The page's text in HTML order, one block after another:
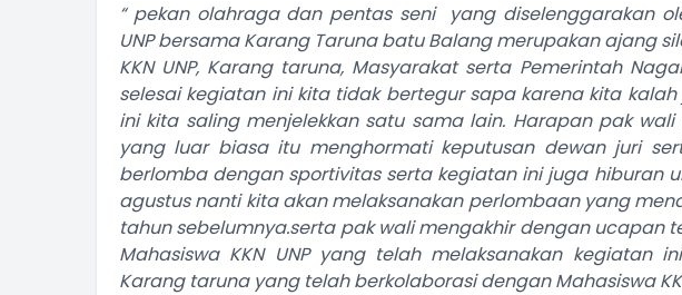
“ pekan olahraga dan pentas seni yang diselenggarakan
UNP bersama Karang Taruna batu Balang merupakan ajang
KKN UNP, Karang taruna, Masyarakat serta Pemerintah
selesai kegiatan ini kita tidak bertegur sapa karena kita
ini kita saling menjelekkan satu sama lain. Harapan pak
yang luar biasa itu menghormati keputusan dewan juri
berlomba dengan sportivitas serta kegiatan ini juga hiburan
agustus nanti kita akan melaksanakan perlombaan yang
tahun sebelumnya.serta pak wali mengakhir dengan ucapan
Mahasiswa KKN UNP yang telah melaksanakan kegiatan
Karang taruna yang telah berkolaborasi dengan Mahasiswa